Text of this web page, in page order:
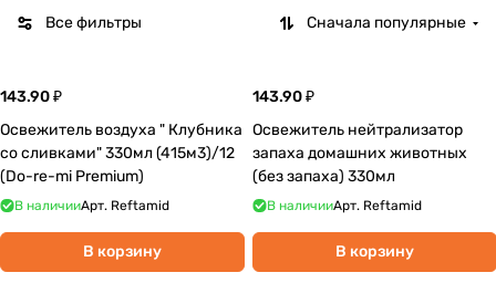
Все фильтры Сначала популярные
143.90 ₽
Освежитель воздуха " Клубника
со сливками" 330мл (415м3)/12
(Do-re-mi Premium)
В наличииАрт. Reftamid
В корзину
143.90 ₽
Освежитель нейтрализатор
запаха домашних животных
(без запаха) 330мл
В наличииАрт. Reftamid
В корзину